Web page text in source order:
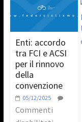
Enti: accordo
tra FCI e ACSI
per il rinnovo
della
convenzione
05/12/2025
Commenti